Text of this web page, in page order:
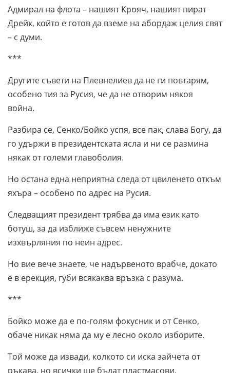
Адмирал на флота – нашият Крояч, нашият пират
Дрейк, който е готов да вземе на абордаж целия свят
– с думи.
***
Другите съвети на Плевнелиев да не ги повтарям,
особено тия за Русия, че да не отворим някоя
война.
Разбира се, Сенко/Бойко успя, все пак, слава Богу, да
го удържи в президентската ясла и ни се размина
някак от големи главоболия.
Но остана една неприятна следа от цвиленето откъм
яхъра – особено по адрес на Русия.
Следващият президент трябва да има език като
ботуш, за да изближе съвсем ненужните
изхвърляния по неин адрес.
Но вие вече знаете, че надървеното врабче, докато
е в ерекция, губи всякаква връзка с разума.
***
Бойко може да е по-голям фокусник и от Сенко,
обаче никак няма да му е лесно около изборите.
Той може да извади, колкото си иска зайчета от
ръкава, но всички ще бъдат пластмасови.